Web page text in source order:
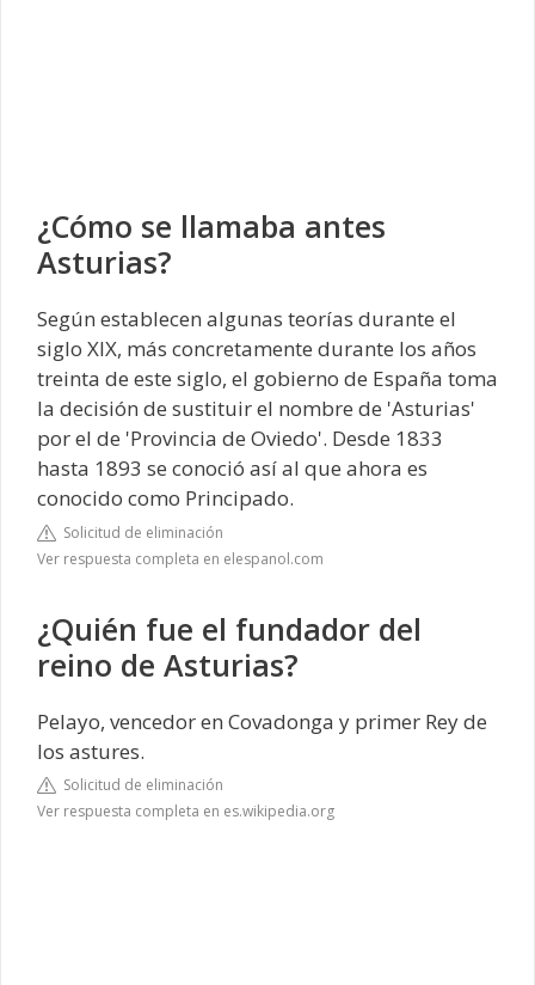
¿Cómo se llamaba antes
Asturias?
Según establecen algunas teorías durante el
siglo XIX, más concretamente durante los años
treinta de este siglo, el gobierno de España toma
la decisión de sustituir el nombre de 'Asturias'
por el de 'Provincia de Oviedo'. Desde 1833
hasta 1893 se conoció así al que ahora es
conocido como Principado.
Solicitud de eliminación
Ver respuesta completa en elespanol.com
¿Quién fue el fundador del
reino de Asturias?
Pelayo, vencedor en Covadonga y primer Rey de
los astures.
Solicitud de eliminación
Ver respuesta completa en es.wikipedia.org